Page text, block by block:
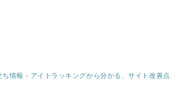
情報 › アイトラッキングから分かる、サイト改善点